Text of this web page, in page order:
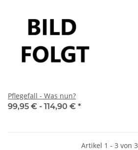
Pflegefall - Was nun?
99,95 € - 114,90 € *
Artikel 1 - 3 von 3